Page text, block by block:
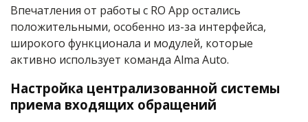
Впечатления от работы с RO App остались
положительными, особенно из-за интерфейса,
широкого функционала и модулей, которые
активно использует команда Alma Auto.
Настройка централизованной системы
приема входящих обращений